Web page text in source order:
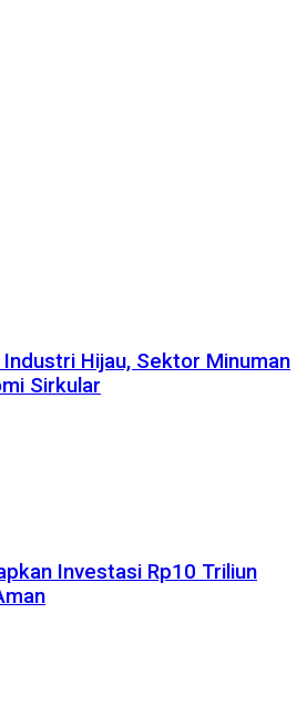
Hijau, Sektor Minuman
Sirkular
Investasi Rp10 Triliun